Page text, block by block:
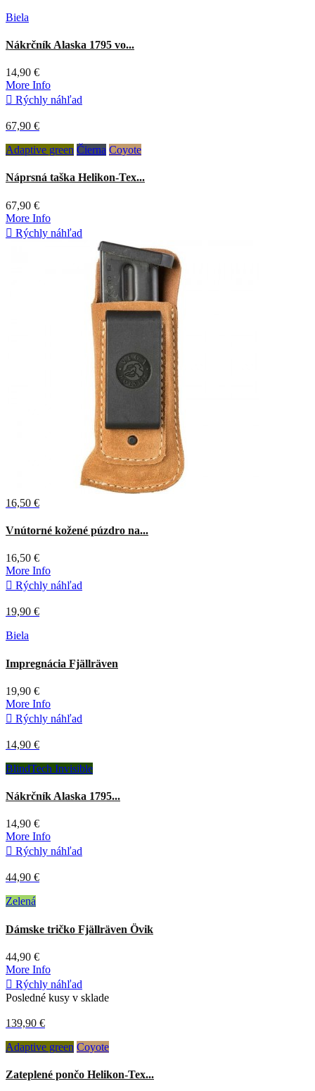
Biela
Nákrčník Alaska 1795 vo...
14,90 €
More Info
 Rýchly náhľad
67,90 €
Adaptive green Čierna Coyote
Náprsná taška Helikon-Tex...
67,90 €
More Info
 Rýchly náhľad
16,50 €
Vnútorné kožené púzdro na...
16,50 €
More Info
 Rýchly náhľad
19,90 €
Biela
Impregnácia Fjällräven
19,90 €
More Info
 Rýchly náhľad
14,90 €
BlindTech Invisible
Nákrčník Alaska 1795...
14,90 €
More Info
 Rýchly náhľad
44,90 €
Zelená
Dámske tričko Fjällräven Övik
44,90 €
More Info
 Rýchly náhľad
Posledné kusy v sklade
139,90 €
Adaptive green Coyote
Zateplené pončo Helikon-Tex...